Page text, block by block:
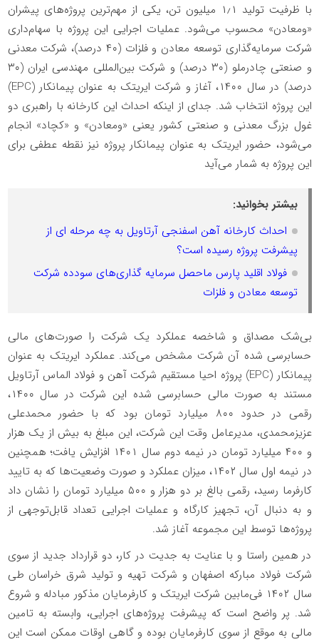
با ظرفیت تولید ۱٫۱ میلیون تن، یکی از مهم‌ترین پروژه‌های پیشران
«ومعادن» محسوب می‌شود. عملیات اجرایی این پروژه با سهام‌داری
شرکت‌ سرمایه‌گذاری توسعه معادن و فلزات (۴۰ درصد)، شرکت معدنی
و صنعتی چادرملو (۳۰ درصد) و شرکت بین‌المللی مهندسی ایران (۳۰
درصد) در سال ۱۴۰۰، آغاز و شرکت ایریتک به عنوان پیمانکار (EPC)
این پروژه انتخاب شد. جدای از اینکه احداث این کارخانه با راهبری دو
غول بزرگ معدنی و صنعتی کشور یعنی «ومعادن» و «کچاد» انجام
می‌شود، حضور ایریتک به عنوان پیمانکار پروژه نیز نقطه عطفی برای
این پروژه به شمار می‌آید
بیشتر بخوانید:
احداث کارخانه آهن اسفنجی آرتاویل به چه مرحله ای از
پیشرفت پروژه رسیده است؟
فولاد اقلید پارس ماحصل سرمایه گذاری‌های سودده شرکت
توسعه معادن و فلزات
بی‌شک مصداق و شاخصه عملکرد یک شرکت را صورت‌های مالی
حسابرسی شده آن شرکت مشخص می‌کند. عملکرد ایریتک به عنوان
پیمانکار (EPC) پروژه احیا مستقیم شرکت آهن و فولاد الماس آرتاویل
مستند به صورت مالی حسابرسی شده این شرکت در سال ۱۴۰۰،
رقمی در حدود ۸۰۰ میلیارد تومان بود که با حضور محمدعلی
عزیزمحمدی، مدیرعامل وقت این شرکت، این مبلغ به بیش از یک هزار
و ۴۰۰ میلیارد تومان در نیمه دوم سال ۱۴۰۱ افزایش یافت؛ همچنین
در نیمه اول سال ۱۴۰۲، میزان عملکرد و صورت وضعیت‌ها که به تایید
کارفرما رسید، رقمی بالغ بر دو هزار و ۵۰۰ میلیارد تومان را نشان داد
و به دنبال آن، تجهیز کارگاه و عملیات اجرایی تعداد قابل‌توجهی از
پروژه‌ها توسط این مجموعه آغاز شد.
در همین راستا و با عنایت به جدیت در کار، دو قرارداد جدید از سوی
شرکت فولاد مبارکه اصفهان و شرکت تهیه و تولید شرق خراسان طی
سال ۱۴۰۲ فی‌مابین شرکت ایریتک و کارفرمایان مذکور مبادله و شروع
شد. پر واضح است که پیشرفت پروژه‌های اجرایی، وابسته به تامین
مالی به موقع از سوی کارفرمایان بوده و گاهی اوقات ممکن است این